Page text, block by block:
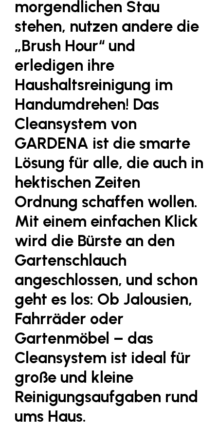
kosaplaner
LAT Nitrogen
Die Menü-Manufaktur
MTH Retail Group
OMV
OptimaMed
PAGRO
PHH Rechtsanwält:innen
Primark
Salesforce
SERVICE&MORE
SKINUANCE®
Somfy
Sony DADC
SPIEGLTEC
STIHL Tirol
Trend Micro
TAG GmbH
Verband Druck Medien Österreich
Wirtschaftskammer Salzburg
morgendlichen Stau
stehen, nutzen andere die
„Brush Hour“ und
erledigen ihre
Haushaltsreinigung im
Handumdrehen! Das
Cleansystem von
GARDENA ist die smarte
Lösung für alle, die auch in
hektischen Zeiten
Ordnung schaffen wollen.
Mit einem einfachen Klick
wird die Bürste an den
Gartenschlauch
angeschlossen, und schon
geht es los: Ob Jalousien,
Fahrräder oder
Gartenmöbel – das
Cleansystem ist ideal für
große und kleine
Reinigungsaufgaben rund
ums Haus.